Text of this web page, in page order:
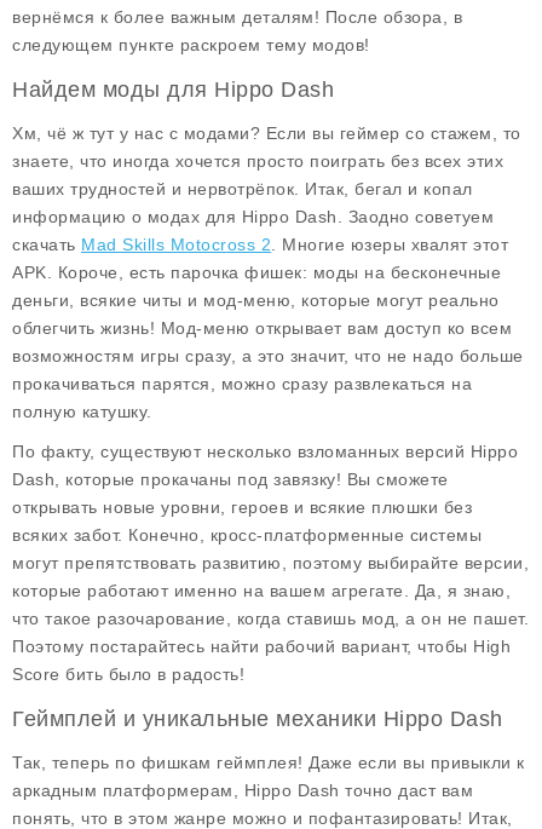
вернёмся к более важным деталям! После обзора, в
следующем пункте раскроем тему модов!
Найдем моды для Hippo Dash
Хм, чё ж тут у нас с модами? Если вы геймер со стажем, то
знаете, что иногда хочется просто поиграть без всех этих
ваших трудностей и нервотрёпок. Итак, бегал и копал
информацию о модах для Hippo Dash . Заодно советуем
скачать Mad Skills Motocross 2 . Многие юзеры хвалят этот
APK. Короче, есть парочка фишек: моды на бесконечные
деньги, всякие читы и мод-меню, которые могут реально
облегчить жизнь! Мод-меню открывает вам доступ ко всем
возможностям игры сразу, а это значит, что не надо больше
прокачиваться парятся, можно сразу развлекаться на
полную катушку.
По факту, существуют несколько взломанных версий Hippo
Dash, которые прокачаны под завязку! Вы сможете
открывать новые уровни, героев и всякие плюшки без
всяких забот. Конечно, кросс-платформенные системы
могут препятствовать развитию, поэтому выбирайте версии,
которые работают именно на вашем агрегате. Да, я знаю,
что такое разочарование, когда ставишь мод, а он не пашет.
Поэтому постарайтесь найти рабочий вариант, чтобы High
Score бить было в радость!
Геймплей и уникальные механики Hippo Dash
Так, теперь по фишкам геймплея! Даже если вы привыкли к
аркадным платформерам, Hippo Dash точно даст вам
понять, что в этом жанре можно и пофантазировать! Итак,